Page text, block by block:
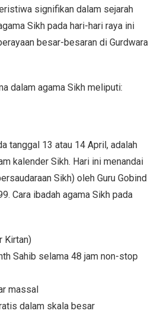
signifikan dalam sejarah
Sikh pada hari-hari raya ini
besar-besaran di Gurdwara
dalam agama Sikh meliputi:
tanggal 13 atau 14 April, adalah
kalender Sikh. Hari ini menandai
Sikh) oleh Guru Gobind
Cara ibadah agama Sikh pada
Kirtan)
Sahib selama 48 jam non-stop
massal
dalam skala besar